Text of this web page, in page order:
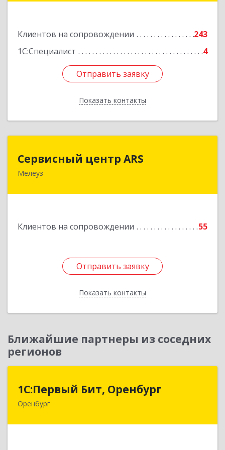
Клиентов на сопровождении
243
1С:Специалист
4
Отправить заявку
Показать контакты
Отправить заявку
Назад
Сервисный центр ARS
Мелеуз
Клиентов на сопровождении 55
Отправить заявку
Показать контакты
Отправить заявку
Назад
Ближайшие партнеры из соседних
регионов
1С:Первый Бит, Оренбург
Оренбург
1С:Первый Бит, Оренбург
460044, Оренбургская обл, Оренбург, Березка